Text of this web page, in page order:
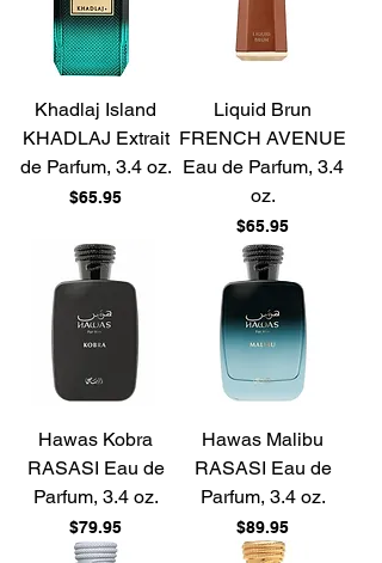
Khadlaj Island
KHADLAJ Extrait
de Parfum, 3.4 oz.
Price
$65.95
Liquid Brun
FRENCH AVENUE
Eau de Parfum, 3.4
oz.
Price
$65.95
Hawas Kobra
RASASI Eau de
Parfum, 3.4 oz.
Price
$79.95
Hawas Malibu
RASASI Eau de
Parfum, 3.4 oz.
Price
$89.95